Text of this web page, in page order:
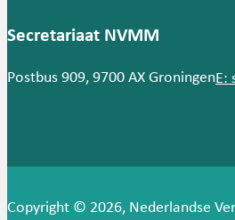
Secretariaat NVMM
Postbus 909, 9700 AX GroningenE:
Copyright © 2026, Nederlandse